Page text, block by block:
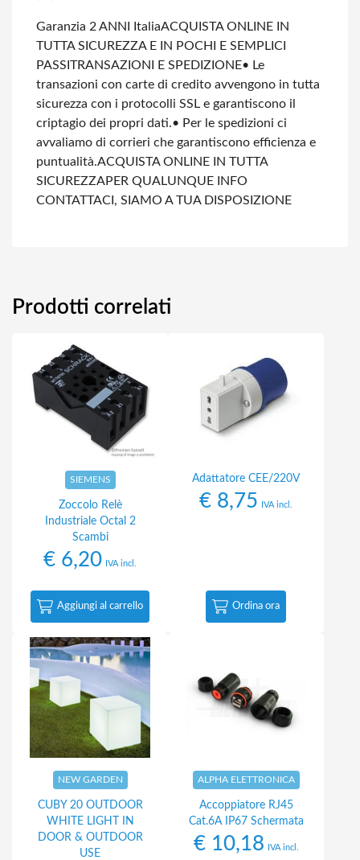
Garanzia 2 ANNI ItaliaACQUISTA ONLINE IN
TUTTA SICUREZZA E IN POCHI E SEMPLICI
PASSI TRANSAZIONI E SPEDIZIONE• Le
transazioni con carte di credito avvengono in tutta
sicurezza con i protocolli SSL e garantiscono il
criptagio dei propri dati.• Per le spedizioni ci
avvaliamo di corrieri che garantiscono efficienza e
puntualità.ACQUISTA ONLINE IN TUTTA
SICUREZZAPER QUALUNQUE INFO
CONTATTACI, SIAMO A TUA DISPOSIZIONE
Prodotti correlati
SIEMENS
Zoccolo Relè
Industriale Octal 2
Scambi
€ 6,20 IVA incl.
Aggiungi al carrello
Adattatore CEE/220V
€ 8,75 IVA incl.
Ordina ora
NEW GARDEN
CUBY 20 OUTDOOR
WHITE LIGHT IN
DOOR & OUTDOOR
USE
ALPHA ELETTRONICA
Accoppiatore RJ45
Cat.6A IP67 Schermata
€10,18 IVA incl.